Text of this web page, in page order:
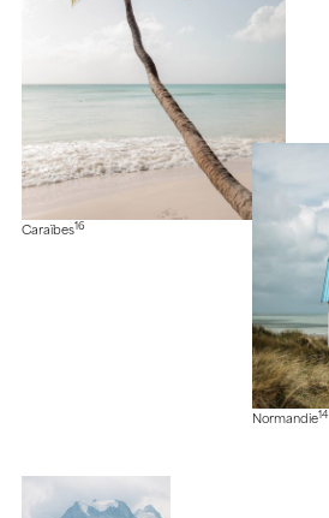
Caraïbes16
Normandie14